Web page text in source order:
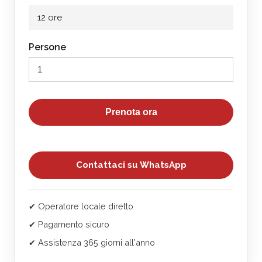
12 ore
Persone
Prenota ora
Contattaci su WhatsApp
✔ Operatore locale diretto
✔ Pagamento sicuro
✔ Assistenza 365 giorni all'anno